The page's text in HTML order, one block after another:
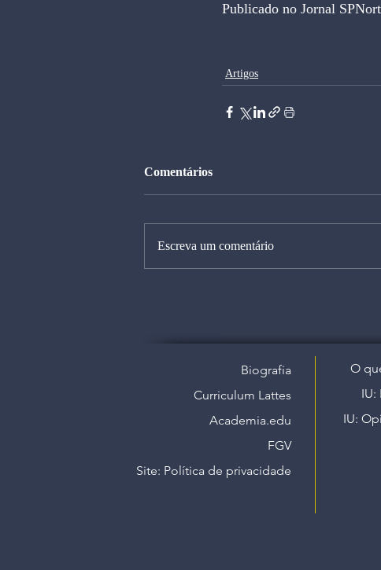
Publicado no Jornal
Artigos
Comentários
Escreva um comentário
Biografia
Curriculum Lattes
Academia.edu
FGV
Site: Política de privacidade​
O
IU:
IU: